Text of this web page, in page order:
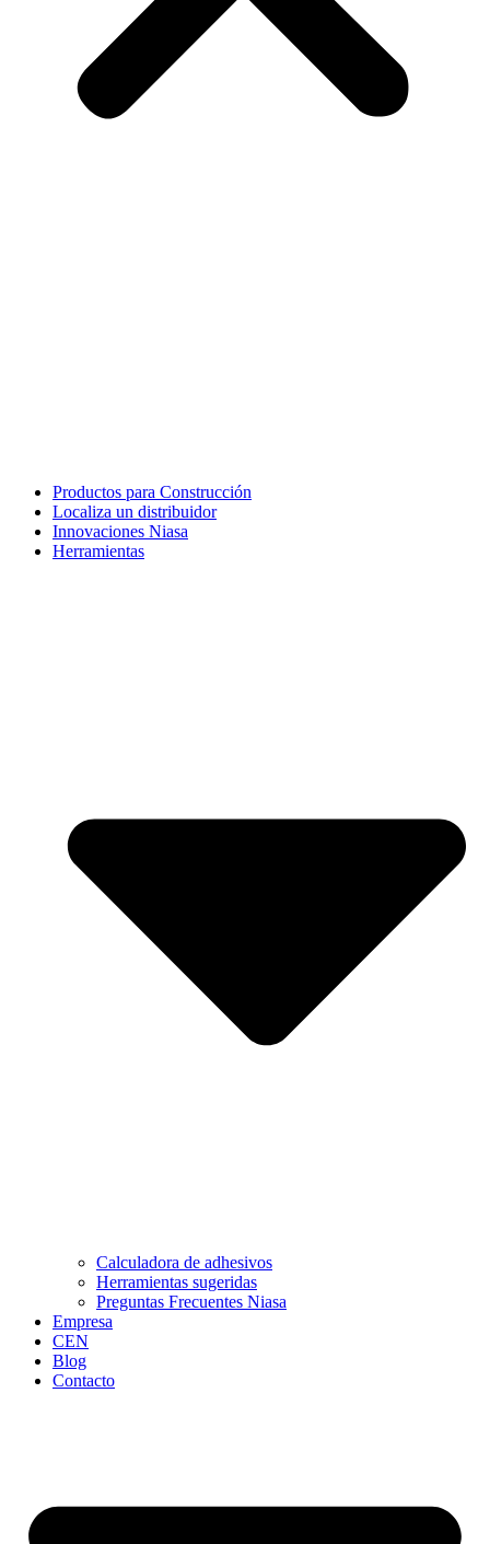
Productos para Construcción
Localiza un distribuidor
Innovaciones Niasa
Herramientas
Calculadora de adhesivos
Herramientas sugeridas
Preguntas Frecuentes Niasa
Empresa
CEN
Blog
Contacto